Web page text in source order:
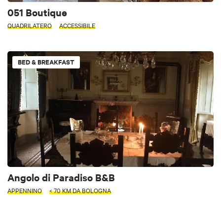
051 Boutique
QUADRILATERO ACCESSIBILE
BED & BREAKFAST
Angolo di Paradiso B&B
APPENNINO < 70 KM DA BOLOGNA